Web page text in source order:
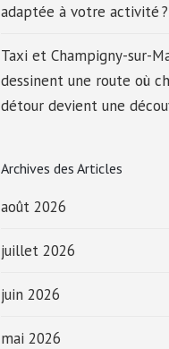
adaptée à votre activité ?
Taxi et Champigny-sur-
dessinent une route où
détour devient une
Archives des Articles
août 2026
juillet 2026
juin 2026
mai 2026